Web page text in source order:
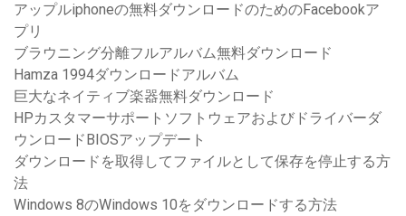
アップルiphoneの無料ダウンロードのためのFacebookア
プリ
ブラウニング分離フルアルバム無料ダウンロード
Hamza 1994ダウンロードアルバム
巨大なネイティブ楽器無料ダウンロード
HPカスタマーサポートソフトウェアおよびドライバーダ
ウンロードBIOSアップデート
ダウンロードを取得してファイルとして保存を停止する方
法
Windows 8のWindows 10をダウンロードする方法